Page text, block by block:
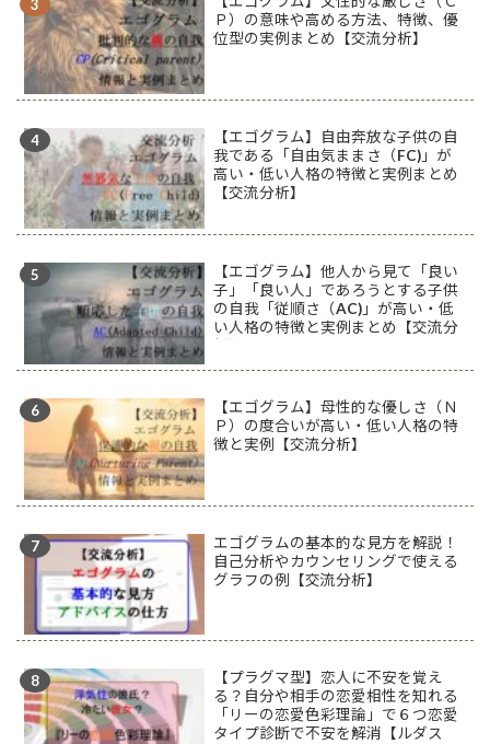
Ｐ）の意味や高める方法、特徴、優
位型の実例まとめ【交流分析】
【エゴグラム】自由奔放な子供の自
我である「自由気ままさ（FC)」が
高い・低い人格の特徴と実例まとめ
【交流分析】
【エゴグラム】他人から見て「良い
子」「良い人」であろうとする子供
の自我「従順さ（AC)」が高い・低
い人格の特徴と実例まとめ【交流分
【エゴグラム】母性的な優しさ（Ｎ
Ｐ）の度合いが高い・低い人格の特
徴と実例【交流分析】
エゴグラムの基本的な見方を解説！
自己分析やカウンセリングで使える
グラフの例【交流分析】
【プラグマ型】恋人に不安を覚え
る？自分や相手の恋愛相性を知れる
「リーの恋愛色彩理論」で６つ恋愛
タイプ診断で不安を解消【ルダス